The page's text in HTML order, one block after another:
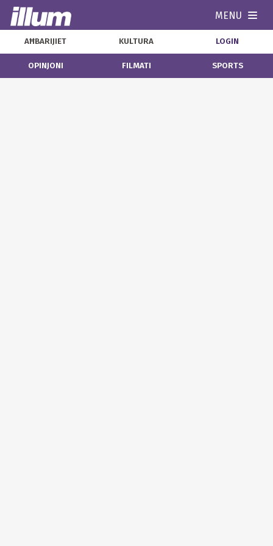
MENU
AĦBARIJIET KULTURA LOGIN
OPINJONI FILMATI SPORTS